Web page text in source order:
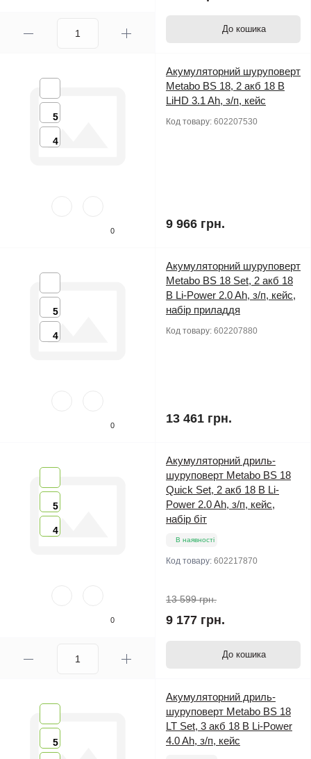
До кошика
5
4
0
Акумуляторний шуруповерт
Metabo BS 18, 2 акб 18 В
LiHD 3.1 Ah, з/п, кейс
Код товару: 602207530
9 966 грн.
5
4
0
Акумуляторний шуруповерт
Metabo BS 18 Set, 2 акб 18
В Li-Power 2.0 Ah, з/п, кейс,
набір приладдя
Код товару: 602207880
13 461 грн.
5
4
0
Акумуляторний дриль-
шуруповерт Metabo BS 18
Quick Set, 2 акб 18 В Li-
Power 2.0 Ah, з/п, кейс,
набір біт
В наявності
Код товару: 602217870
13 599 грн.
9 177 грн.
До кошика
5
Акумуляторний дриль-
шуруповерт Metabo BS 18
LT Set, 3 акб 18 В Li-Power
4.0 Ah, з/п, кейс